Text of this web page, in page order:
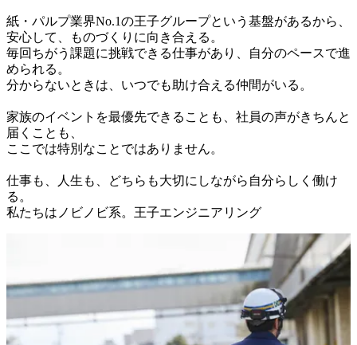
紙・パルプ業界No.1の王子グループという基盤があるから、
安心して、ものづくりに向き合える。
毎回ちがう課題に挑戦できる仕事があり、自分のペースで進
められる。
分からないときは、いつでも助け合える仲間がいる。
家族のイベントを最優先できることも、社員の声がきちんと
届くことも、
ここでは特別なことではありません。
仕事も、人生も、どちらも大切にしながら自分らしく働け
る。
私たちはノビノビ系。王子エンジニアリング